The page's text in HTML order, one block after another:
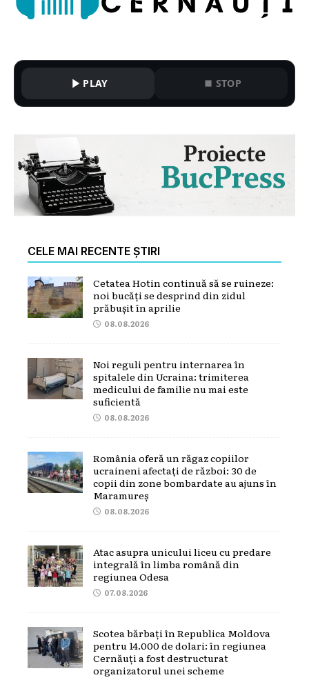
PLAY STOP
CELE MAI RECENTE ȘTIRI
Cetatea Hotin continuă să se ruineze:
noi bucăți se desprind din zidul
prăbușit în aprilie
08.08.2026
Noi reguli pentru internarea în
spitalele din Ucraina: trimiterea
medicului de familie nu mai este
suficientă
08.08.2026
România oferă un răgaz copiilor
ucraineni afectați de război: 30 de
copii din zone bombardate au ajuns în
Maramureș
08.08.2026
Atac asupra unicului liceu cu predare
integrală în limba română din
regiunea Odesa
07.08.2026
Scotea bărbați în Republica Moldova
pentru 14.000 de dolari: în regiunea
Cernăuți a fost destructurat
organizatorul unei scheme